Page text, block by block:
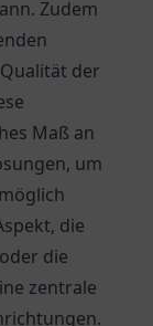
Zudem
der
Maß an
um
die
die
zentrale